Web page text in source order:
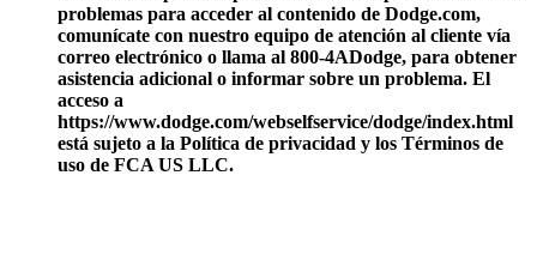
problemas para acceder al contenido de Dodge.com,
comunícate con nuestro equipo de atención al cliente vía
correo electrónico o llama al 800-4ADodge, para obtener
asistencia adicional o informar sobre un problema. El
acceso a
https://www.dodge.com/webselfservice/dodge/index.html
está sujeto a la Política de privacidad y los Términos de
uso de FCA US LLC.